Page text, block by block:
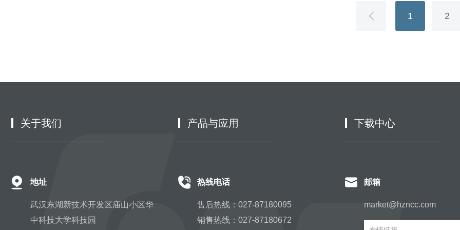
1 2
关于我们
地址
武汉东湖新技术开发区庙山小区华
中科技大学科技园
产品与应用
热线电话
售后热线：027-87180095
销售热线：027-87180672
下载中心
邮箱
market@hzncc.com